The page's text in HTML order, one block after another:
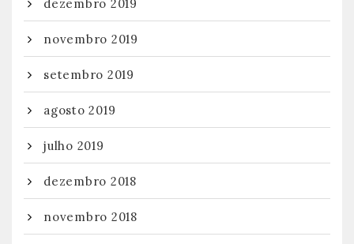
dezembro 2019
novembro 2019
setembro 2019
agosto 2019
julho 2019
dezembro 2018
novembro 2018